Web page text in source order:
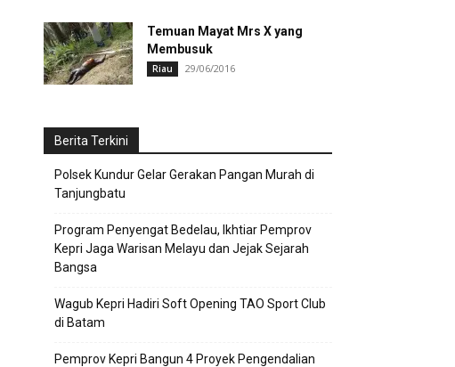
Temuan Mayat Mrs X yang
Membusuk
Riau 29/06/2016
Berita Terkini
Polsek Kundur Gelar Gerakan Pangan Murah di
Tanjungbatu
Program Penyengat Bedelau, Ikhtiar Pemprov
Kepri Jaga Warisan Melayu dan Jejak Sejarah
Bangsa
Wagub Kepri Hadiri Soft Opening TAO Sport Club
di Batam
Pemprov Kepri Bangun 4 Proyek Pengendalian